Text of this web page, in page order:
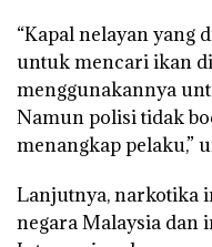
“Kapal nelayan yang
untuk mencari ikan
menggunakannya
Namun polisi tidak
menangkap pelaku,”
Lanjutnya, narkotika
negara Malaysia